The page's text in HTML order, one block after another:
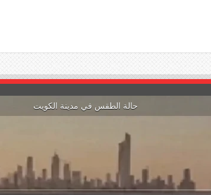
حالة الطقس في مدينة الكويت